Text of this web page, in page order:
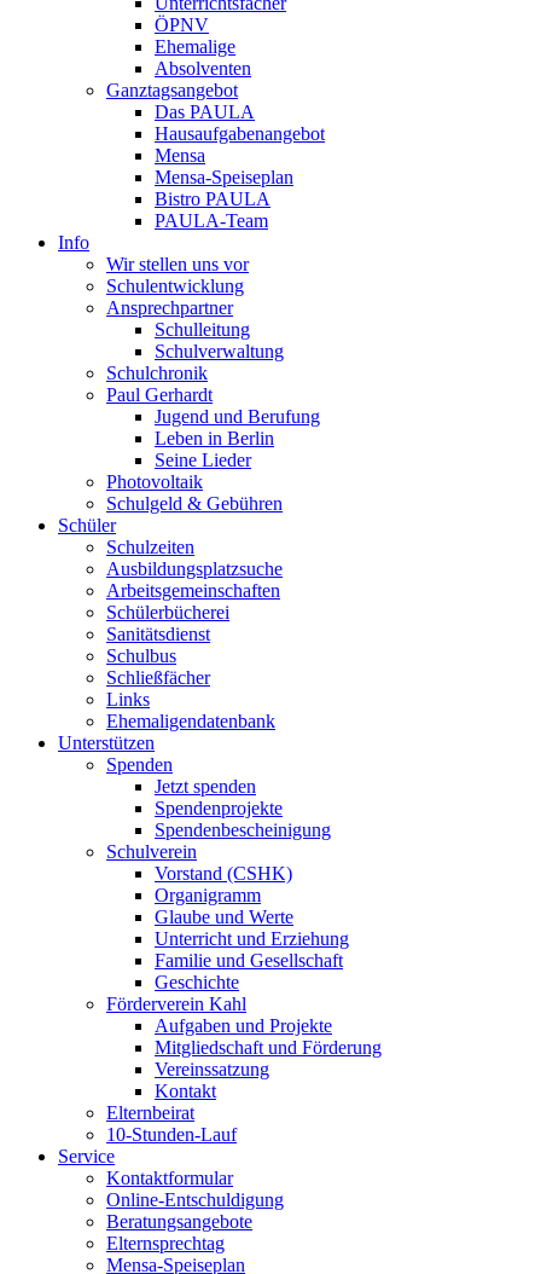
ÖPNV
Ehemalige
Absolventen
Ganztagsangebot
Das PAULA
Hausaufgabenangebot
Mensa
Mensa-Speiseplan
Bistro PAULA
PAULA-Team
Info
Wir stellen uns vor
Schulentwicklung
Ansprechpartner
Schulleitung
Schulverwaltung
Schulchronik
Paul Gerhardt
Jugend und Berufung
Leben in Berlin
Seine Lieder
Photovoltaik
Schulgeld & Gebühren
Schüler
Schulzeiten
Ausbildungsplatzsuche
Arbeitsgemeinschaften
Schülerbücherei
Sanitätsdienst
Schulbus
Schließfächer
Links
Ehemaligendatenbank
Unterstützen
Spenden
Jetzt spenden
Spendenprojekte
Spendenbescheinigung
Schulverein
Vorstand (CSHK)
Organigramm
Glaube und Werte
Unterricht und Erziehung
Familie und Gesellschaft
Geschichte
Förderverein Kahl
Aufgaben und Projekte
Mitgliedschaft und Förderung
Vereinssatzung
Kontakt
Elternbeirat
10-Stunden-Lauf
Service
Kontaktformular
Online-Entschuldigung
Beratungsangebote
Elternsprechtag
Mensa-Speiseplan